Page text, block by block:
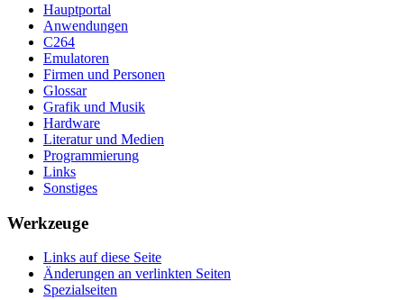
Hauptportal
Anwendungen
C264
Emulatoren
Firmen und Personen
Glossar
Grafik und Musik
Hardware
Literatur und Medien
Programmierung
Links
Sonstiges
Werkzeuge
Links auf diese Seite
Änderungen an verlinkten Seiten
Spezialseiten